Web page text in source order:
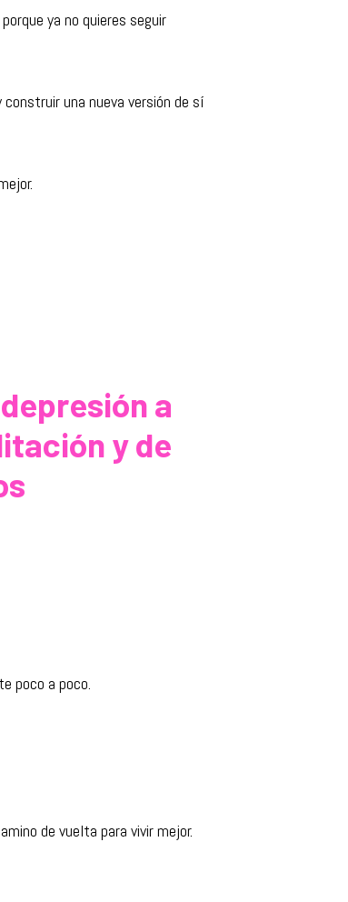
ya no quieres seguir
una nueva versión de sí
a
y de
poco a poco.
de vuelta para vivir mejor.